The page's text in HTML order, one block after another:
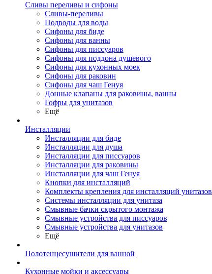
Сливы переливы и сифоны
Сливы-переливы
Подводы для воды
Сифоны для биде
Сифоны для ванны
Сифоны для писсуаров
Сифоны для поддона душевого
Сифоны для кухонных моек
Сифоны для раковин
Сифоны для чаш Генуя
Донные клапаны для раковины, ванны
Гофры для унитазов
Ещё
Инсталляции
Инсталляции для биде
Инсталляции для душа
Инсталляции для писсуаров
Инсталляции для раковины
Инсталляции для чаш Генуя
Кнопки для инсталляций
Комплекты крепления для инсталляций унитазов
Системы инсталляции для унитаза
Смывные бачки скрытого монтажа
Смывные устройства для писсуаров
Смывные устройства для унитазов
Ещё
Полотенцесушители для ванной
Кухонные мойки и аксессуары